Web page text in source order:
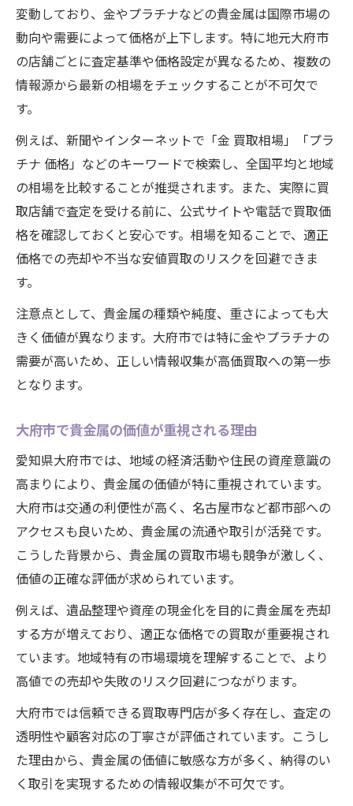
貴金属の売却で損をしないための準備方法
高価買取へ導く貴金属の保管と手入れの極
意
大府市で評価される貴金属の特徴を知る
貴金属価値を最大化する査定の流れを解説
査定担当者が見る貴金属のポイントを知る
貴金属買取で評価が上がる工夫と注意点
納得できる貴金属の査定を受けるために
貴金属の価値を損なわない査定書類の活用
大府市で安心できる買取手順のポイント
貴金属査定から現金化までのプロセス解説
貴金属価値を納得して売却するための段取
店舗選びで重視すべき貴金属買取の基準
価値ある貴金属売却なら知っておきたい
貴金属売却前に知るべき価値評価の基礎知
識
貴金属の種類別に変わる査定ポイントを解
説
売却タイミングが買取額に与える影響とは
貴金属買取のトラブル回避策も事前に把握
貴金属価値を守るための注意点とは何か
相場を押さえて賢く貴金属を手放す方法
法
貴金属の価値変動と売却タイミングの見極
め方
相場チェックで高値売却を実現する秘訣
変動しており、金やプラチナなどの貴金属は国際市場の
動向や需要によって価格が上下します。特に地元大府市
の店舗ごとに査定基準や価格設定が異なるため、複数の
情報源から最新の相場をチェックすることが不可欠で
す。
例えば、新聞やインターネットで「金 買取相場」「プラ
チナ 価格」などのキーワードで検索し、全国平均と地域
の相場を比較することが推奨されます。また、実際に買
取店舗で査定を受ける前に、公式サイトや電話で買取価
格を確認しておくと安心です。相場を知ることで、適正
価格での売却や不当な安値買取のリスクを回避できま
す。
注意点として、貴金属の種類や純度、重さによっても大
きく価値が異なります。大府市では特に金やプラチナの
需要が高いため、正しい情報収集が高価買取への第一歩
となります。
大府市で貴金属の価値が重視される理由
愛知県大府市では、地域の経済活動や住民の資産意識の
高まりにより、貴金属の価値が特に重視されています。
大府市は交通の利便性が高く、名古屋市など都市部への
アクセスも良いため、貴金属の流通や取引が活発です。
こうした背景から、貴金属の買取市場も競争が激しく、
価値の正確な評価が求められています。
例えば、遺品整理や資産の現金化を目的に貴金属を売却
する方が増えており、適正な価格での買取が重要視され
ています。地域特有の市場環境を理解することで、より
高値での売却や失敗のリスク回避につながります。
大府市では信頼できる買取専門店が多く存在し、査定の
透明性や顧客対応の丁寧さが評価されています。こうし
た理由から、貴金属の価値に敏感な方が多く、納得のい
く取引を実現するための情報収集が不可欠です。